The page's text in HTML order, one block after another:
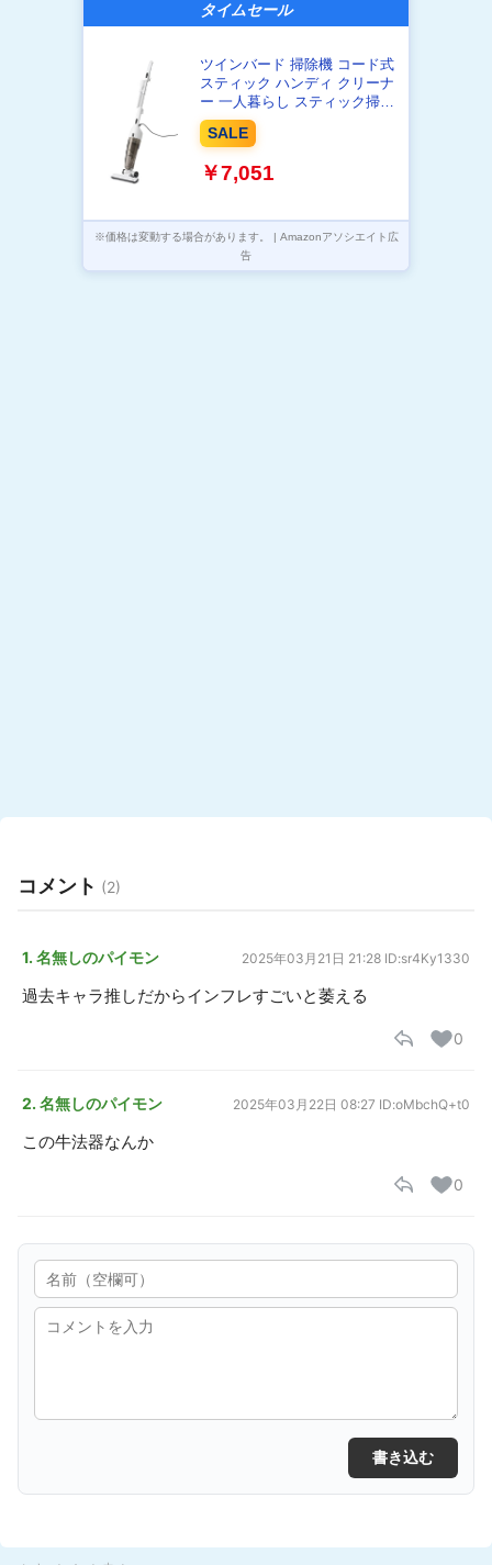
タイムセール
ツインバード 掃除機 コード式
スティック ハンディ クリーナ
ー 一人暮らし スティック掃除
機 【吸引力を求める人に】ホ
ワイト TC-E124SPW
SALE
￥7,051
※価格は変動する場合があります。 | Amazonアソシエイト広
告
コメント (2)
1. 名無しのパイモン 2025年03月21日 21:28 ID:sr4Ky1330
過去キャラ推しだからインフレすごいと萎える
0
2. 名無しのパイモン 2025年03月22日 08:27 ID:oMbchQ+t0
この牛法器なんか
0
書き込む